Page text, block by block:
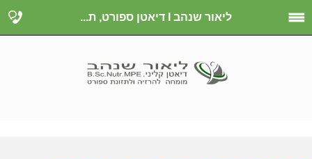
ליאור שנהב I דיאטן ספורט, ת...